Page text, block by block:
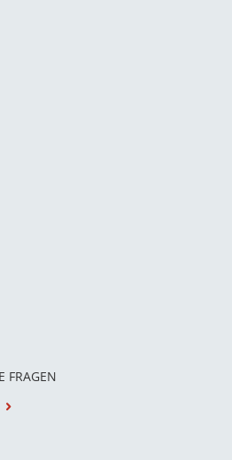
FRAGEN